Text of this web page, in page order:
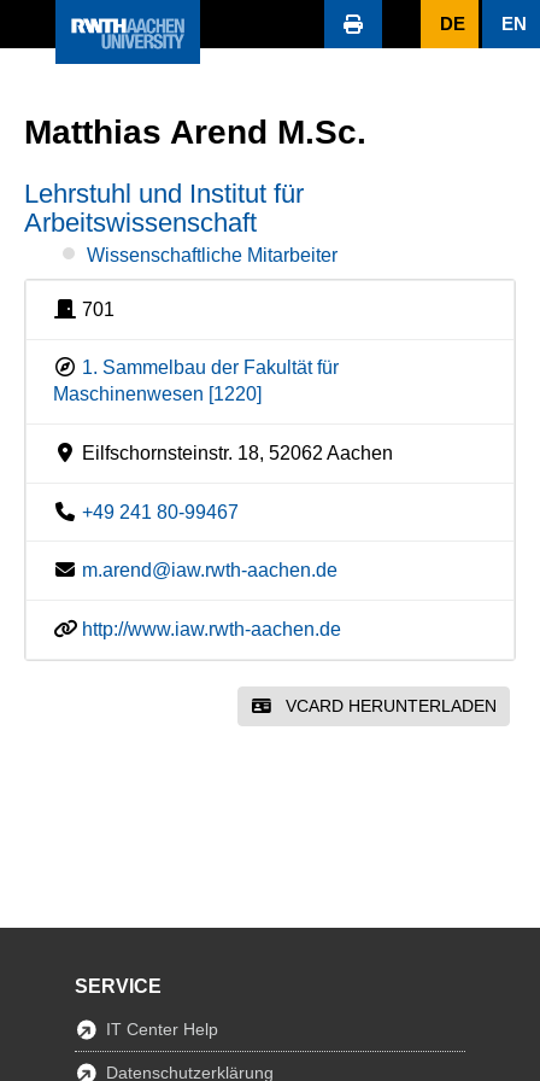
DE EN
Matthias Arend M.Sc.
Lehrstuhl und Institut für
Arbeitswissenschaft
Wissenschaftliche Mitarbeiter
701
1. Sammelbau der Fakultät für
Maschinenwesen [1220]
Eilfschornsteinstr. 18, 52062 Aachen
+49 241 80-99467
m.arend@iaw.rwth-aachen.de
http://www.iaw.rwth-aachen.de
VCARD HERUNTERLADEN
SERVICE
IT Center Help
Datenschutzerklärung